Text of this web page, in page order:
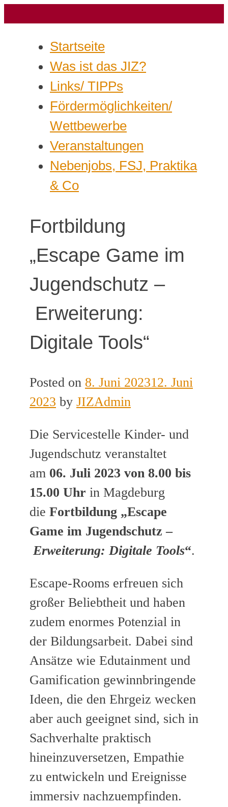
Startseite
Was ist das JIZ?
Links/ TIPPs
Fördermöglichkeiten/
Wettbewerbe
Veranstaltungen
Nebenjobs, FSJ, Praktika
& Co
Fortbildung
„Escape Game im
Jugendschutz –
Erweiterung:
Digitale Tools“
Posted on 8. Juni 202312. Juni
2023 by JIZAdmin
Die Servicestelle Kinder- und
Jugendschutz veranstaltet
am 06. Juli 2023 von 8.00 bis
15.00 Uhr in Magdeburg
die Fortbildung „Escape
Game im Jugendschutz –
Erweiterung: Digitale Tools“.
Escape-Rooms erfreuen sich
großer Beliebtheit und haben
zudem enormes Potenzial in
der Bildungsarbeit. Dabei sind
Ansätze wie Edutainment und
Gamification gewinnbringende
Ideen, die den Ehrgeiz wecken
aber auch geeignet sind, sich in
Sachverhalte praktisch
hineinzuversetzen, Empathie
zu entwickeln und Ereignisse
immersiv nachzuempfinden.